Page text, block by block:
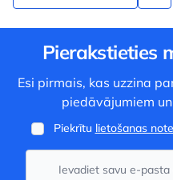
Pierakstieties
Esi pirmais, kas uzzina
piedāvājumiem
Piekrītu lietošanas